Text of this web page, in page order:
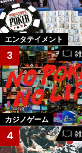
エンタテイメント
3
カジノゲーム
4